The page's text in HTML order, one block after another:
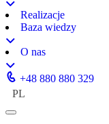
Realizacje
Baza wiedzy
O nas
+48 880 880 329
PL